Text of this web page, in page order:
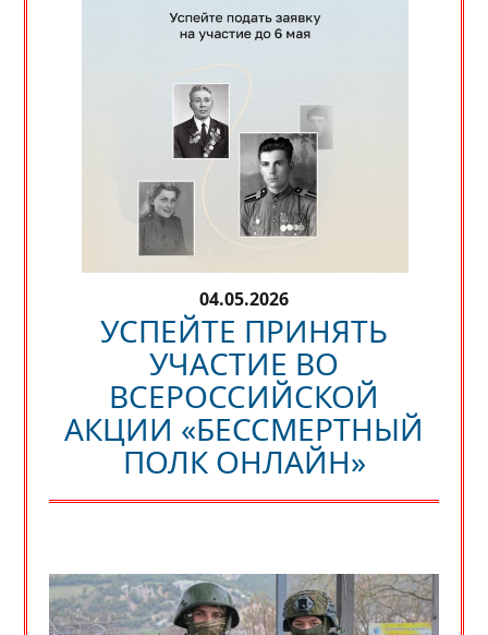
04.05.2026
УСПЕЙТЕ ПРИНЯТЬ
УЧАСТИЕ ВО
ВСЕРОССИЙСКОЙ
АКЦИИ «БЕССМЕРТНЫЙ
ПОЛК ОНЛАЙН»